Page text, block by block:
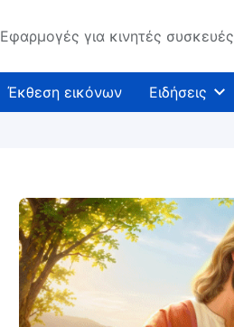
Εφαρμογές για κινητές συσκευές
Έκθεση εικόνων Ειδήσεις